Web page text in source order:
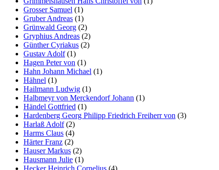
Grosser Samuel (1)
Gruber Andreas (1)
Grünwald Georg (2)
Gryphius Andreas (2)
Günther Cyriakus (2)
Gustav Adolf(1)
Hagen Peter von (1)
Hahn Johann Michael (1)
Hähnel (1)
Hailmann Ludwig (1)
Halbmeyr von Merckendorf Johann (1)
Händel Gottfried (1)
Hardenberg Georg Philipp Friedrich Freiherr von (3)
Harlaß Adolf(2)
Harms Claus (4)
Härter Franz (2)
Hauser Markus (2)
Hausmann Julie (1)
Hecker Heinrich Cornelius (4)